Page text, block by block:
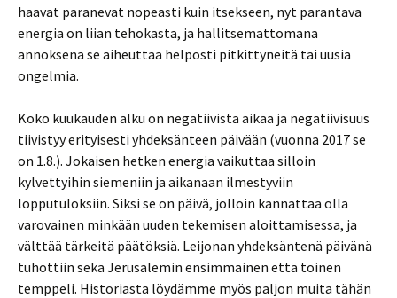
haavat paranevat nopeasti kuin itsekseen, nyt parantava
energia on liian tehokasta, ja hallitsemattomana
annoksena se aiheuttaa helposti pitkittyneitä tai uusia
ongelmia.
Koko kuukauden alku on negatiivista aikaa ja negatiivisuus
tiivistyy erityisesti yhdeksänteen päivään (vuonna 2017 se
on 1.8.). Jokaisen hetken energia vaikuttaa silloin
kylvettyihin siemeniin ja aikanaan ilmestyviin
lopputuloksiin. Siksi se on päivä, jolloin kannattaa olla
varovainen minkään uuden tekemisen aloittamisessa, ja
välttää tärkeitä päätöksiä. Leijonan yhdeksäntenä päivänä
tuhottiin sekä Jerusalemin ensimmäinen että toinen
temppeli. Historiasta löydämme myös paljon muita tähän